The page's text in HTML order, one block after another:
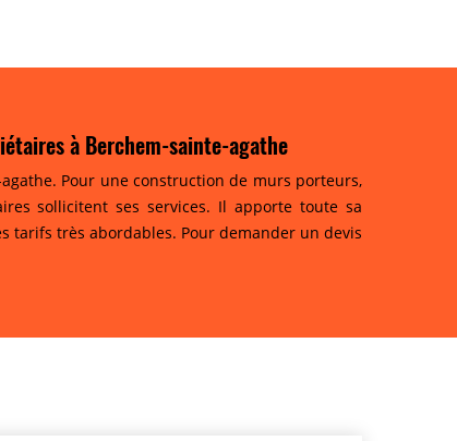
à Berchem-sainte-agathe
Pour une construction de murs porteurs,
sollicitent ses services. Il apporte toute sa
tarifs très abordables. Pour demander un devis